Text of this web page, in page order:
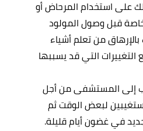
على استخدام المرحاض أو
قبل وصول المولود
من تعلم أشياء
التي قد يسببها
إلى المستشفى من أجل
ستغيبين لبعض الوقت ثم
في غضون أيام قليلة.